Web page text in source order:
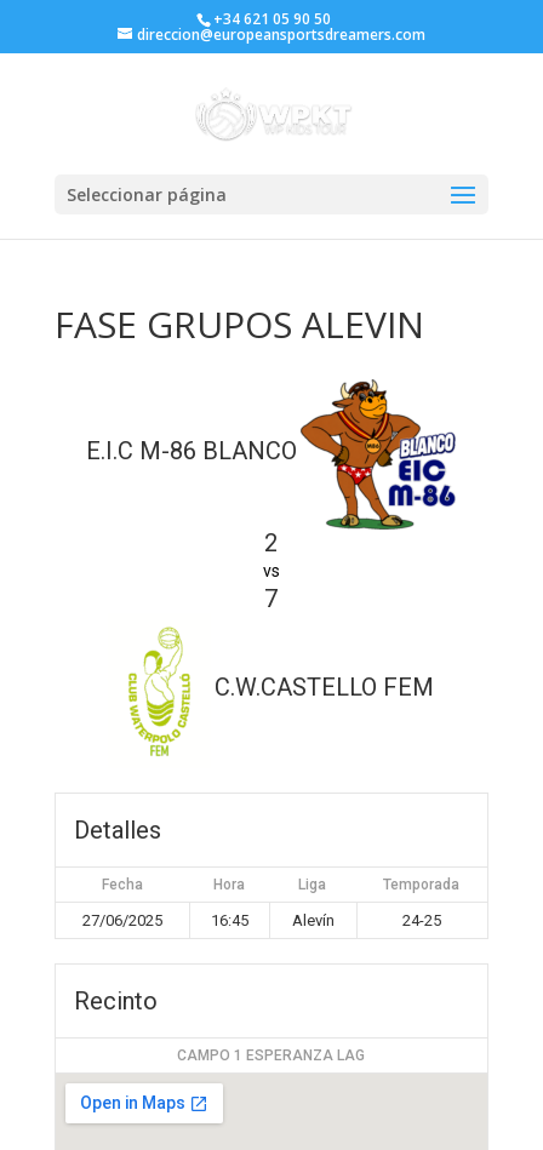
+34 621 05 90 50
direccion@europeansportsdreamers.com
Seleccionar página
FASE GRUPOS ALEVIN
E.I.C M-86 BLANCO
2
vs
7
C.W.CASTELLO FEM
Detalles
Fecha Hora Liga Temporada
27/06/2025 16:45 Alevín 24-25
Recinto
CAMPO 1 ESPERANZA LAG